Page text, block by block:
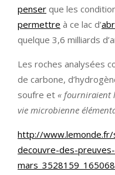
penser que les
permettre à ce lac d’
quelque 3,6 milliards
Les roches analysées
de carbone,
soufre et « fourniraient
vie microbienne
http://
decouvre-des-